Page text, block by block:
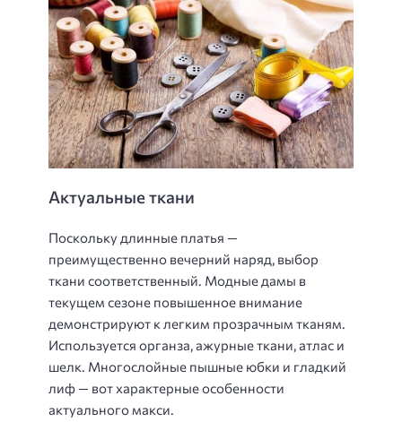
Актуальные ткани
Поскольку длинные платья —
преимущественно вечерний наряд, выбор
ткани соответственный. Модные дамы в
текущем сезоне повышенное внимание
демонстрируют к легким прозрачным тканям.
Используется органза, ажурные ткани, атлас и
шелк. Многослойные пышные юбки и гладкий
лиф — вот характерные особенности
актуального макси.